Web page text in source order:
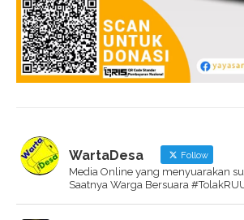
WartaDesa Follow
Media Online yang menyuarakan
Saatnya Warga Bersuara